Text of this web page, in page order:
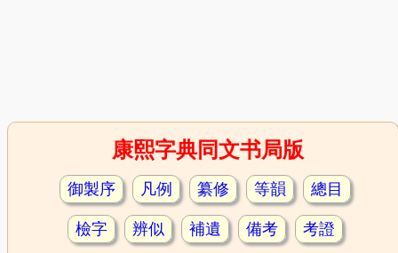
康熙字典同文书局版
御製序 凡例 纂修 等韻 總目
檢字 辨似 補遺 備考 考證